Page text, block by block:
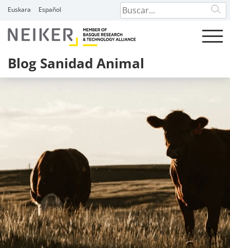
Skip
content
Euskara Español
Blog Sanidad Animal